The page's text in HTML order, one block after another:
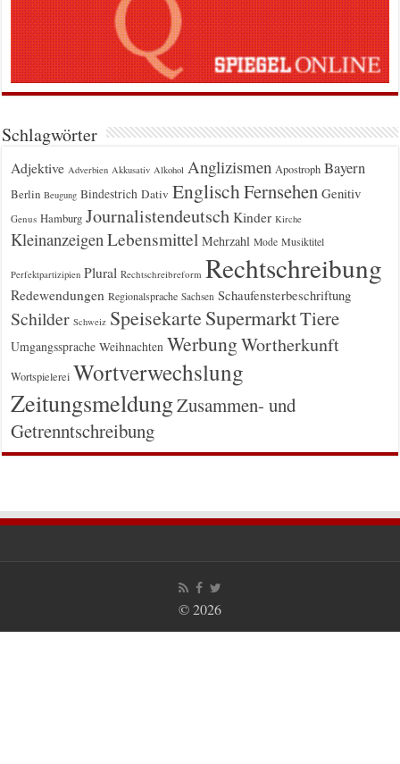
Schlagwörter
Adjektive Adverbien Akkusativ Alkohol Anglizismen Apostroph Bayern
Berlin Beugung Bindestrich Dativ EnglischFernsehen Genitiv
Genus Hamburg Journalistendeutsch Kinder Kirche
Kleinanzeigen Lebensmittel Mehrzahl Mode Musiktitel
Perfektpartizipien Plural Rechtschreibreform Rechtschreibung
Redewendungen Regionalsprache Sachsen Schaufensterbeschriftung
Schilder Schweiz Speisekarte SupermarktTiere
Umgangssprache Weihnachten WerbungWortherkunft
Wortspielerei Wortverwechslung
ZeitungsmeldungZusammen- und
Getrenntschreibung
© 2026